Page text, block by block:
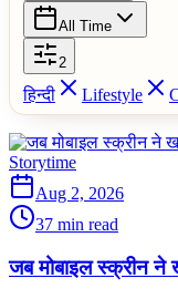
All Time
2
हिन्दी Lifestyle
Storytime
Aug 2, 2026
37 min read
जब मोबाइल स्क्रीन ने